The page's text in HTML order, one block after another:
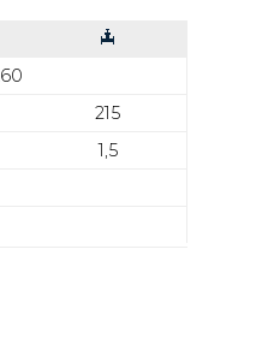
215
1,5